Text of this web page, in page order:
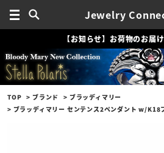
Jewelry
【お知らせ】お荷物のお届
TOP ブランド
ブラッディマリー
ブラッディマリー センテンス2ペンダント w/K18